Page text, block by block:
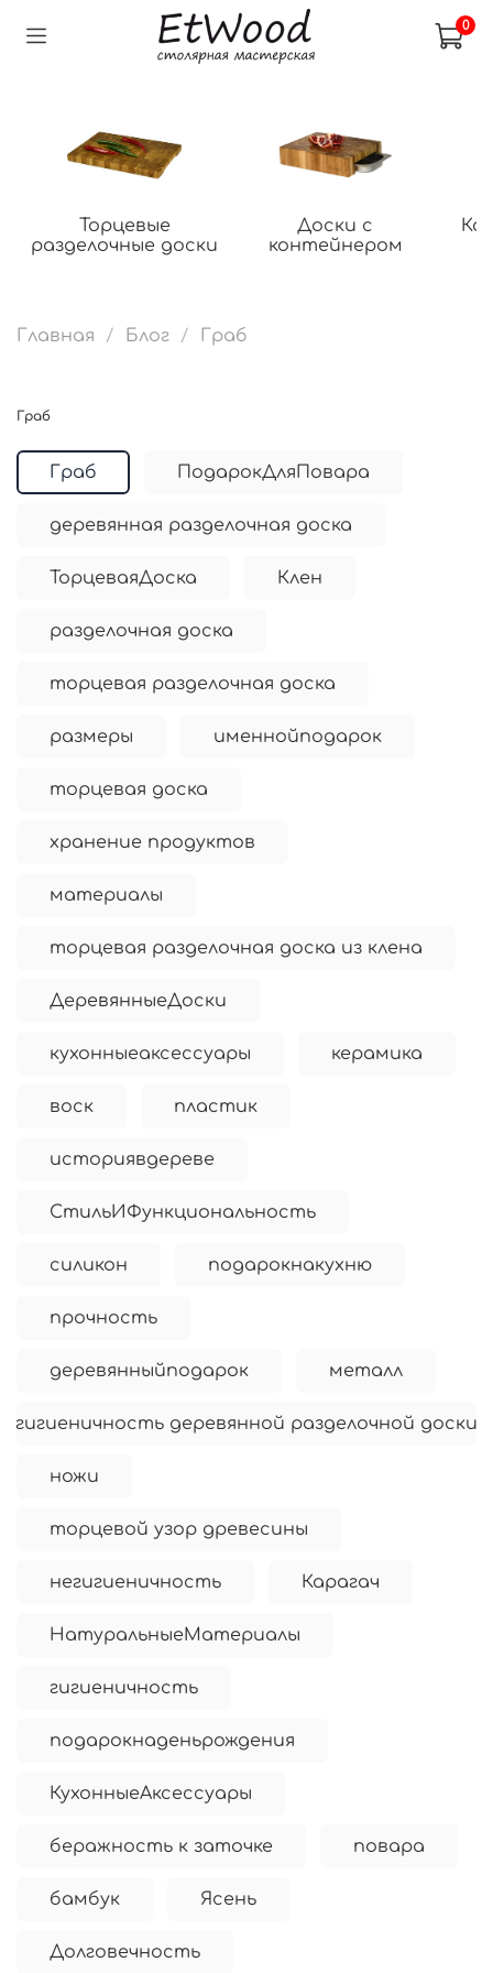
0
Торцевые
разделочные доски
Доски с
контейнером
Главная Блог Граб
Граб
Граб ПодарокДляПовара
деревянная разделочная доска
ТорцеваяДоска Клен
разделочная доска
торцевая разделочная доска
размеры именнойподарок
торцевая доска
хранение продуктов
материалы
торцевая разделочная доска из клена
ДеревянныеДоски
кухонныеаксессуары керамика
воск пластик
историявдереве
СтильИФункциональность
силикон подарокнакухню
прочность
деревянныйподарок металл
гигиеничность деревянной разделочной доски
ножи
торцевой узор древесины
негигиеничность Карагач
НатуральныеМатериалы
гигиеничность
подарокнаденьрождения
КухонныеАксессуары
беражность к заточке повара
бамбук Ясень
Долговечность